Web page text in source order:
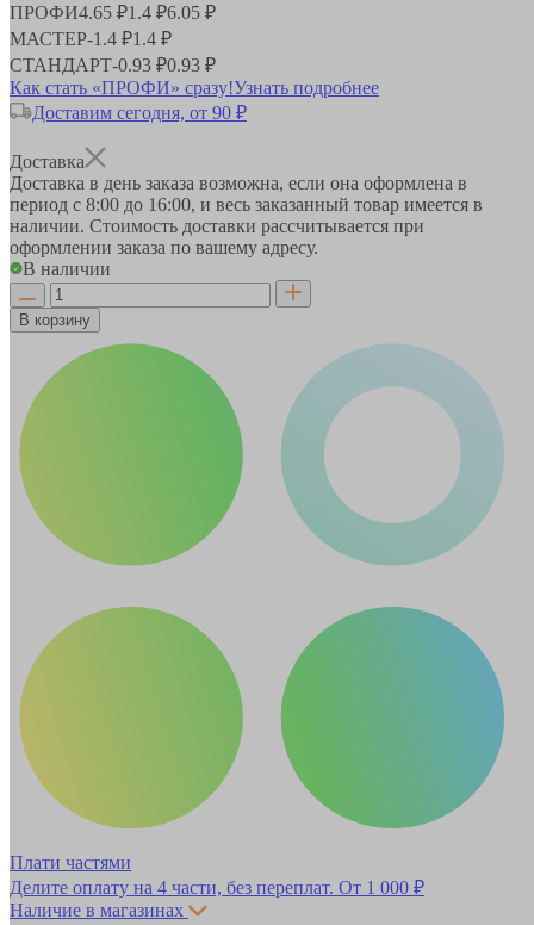
ПРОФИ4.65 ₽1.4 ₽6.05 ₽
МАСТЕР-1.4 ₽1.4 ₽
СТАНДАРТ-0.93 ₽0.93 ₽
Как стать «ПРОФИ» сразу!Узнать подробнее
Доставим сегодня, от 90 ₽
Доставка
Доставка в день заказа возможна, если она оформлена в
период с 8:00 до 16:00, и весь заказанный товар имеется в
наличии. Стоимость доставки рассчитывается при
оформлении заказа по вашему адресу.
В наличии
В корзину
Плати частями
Делите оплату на 4 части, без переплат. От 1 000 ₽
Наличие в магазинах